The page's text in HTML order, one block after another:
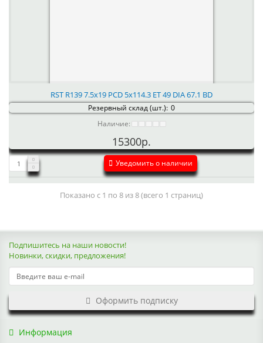
RST R139 7.5x19 PCD 5x114.3 ET 49 DIA 67.1 BD
Резервный склад (шт.): 0
Наличие:
15300р.
Уведомить о наличии
Показано с 1 по 8 из 8 (всего 1 страниц)
Подпишитесь на наши новости!
Новинки, скидки, предложения!
Оформить подписку
Информация